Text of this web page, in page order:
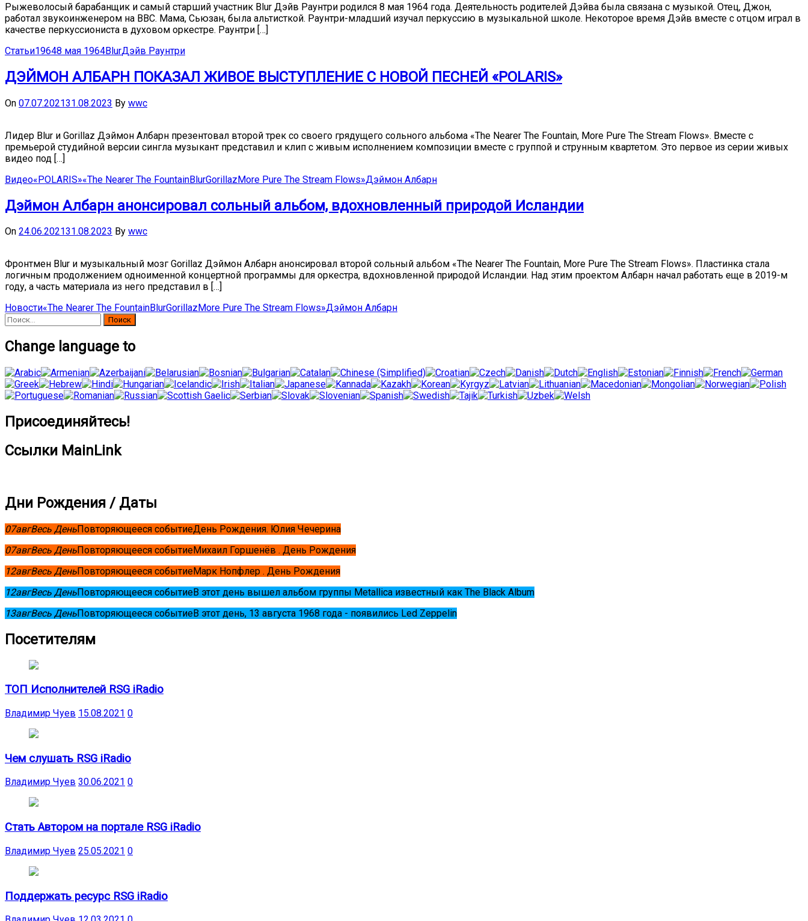
Рыжеволосый барабанщик и самый старший участник Blur Дэйв Раунтри родился 8 мая 1964 года. Деятельность родителей Дэйва была связана с музыкой. Отец, Джон,
работал звукоинженером на BBC. Мама, Сьюзан, была альтисткой. Раунтри-младший изучал перкуссию в музыкальной школе. Некоторое время Дэйв вместе с отцом играл в
качестве перкуссиониста в духовом оркестре. Раунтри […]
Статьи19648 мая 1964BlurДэйв Раунтри
ДЭЙМОН АЛБАРН ПОКАЗАЛ ЖИВОЕ ВЫСТУПЛЕНИЕ С НОВОЙ ПЕСНЕЙ «POLARIS»
On 07.07.202131.08.2023 By wwc
Лидер Blur и Gorillaz Дэймон Албарн презентовал второй трек со своего грядущего сольного альбома «The Nearer The Fountain, More Pure The Stream Flows». Вместе с
премьерой студийной версии сингла музыкант представил и клип с живым исполнением композиции вместе с группой и струнным квартетом. Это первое из серии живых
видео под […]
Видео«POLARIS»«The Nearer The FountainBlurGorillazMore Pure The Stream Flows»Дэймон Албарн
Дэймон Албарн анонсировал сольный альбом, вдохновленный природой Исландии
On 24.06.202131.08.2023 By wwc
Фронтмен Blur и музыкальный мозг Gorillaz Дэймон Албарн анонсировал второй сольный альбом «The Nearer The Fountain, More Pure The Stream Flows». Пластинка стала
логичным продолжением одноименной концертной программы для оркестра, вдохновленной природой Исландии. Над этим проектом Албарн начал работать еще в 2019-м
году, а часть материала из него представил в […]
Новости«The Nearer The FountainBlurGorillaz More Pure The Stream Flows»Дэймон Албарн
Найти:
Change language to
Присоединяйтесь!
Ссылки MainLink
Дни Рождения / Даты
07авгВесь ДеньПовторяющееся событиеДень Рождения. Юлия Чечерина
07авгВесь ДеньПовторяющееся событиеМихаил Горшенёв . День Рождения
12авгВесь ДеньПовторяющееся событиеМарк Нопфлер . День Рождения
12авгВесь ДеньПовторяющееся событиеВ этот день вышел альбом группы Metallica известный как The Black Album
13авгВесь ДеньПовторяющееся событиеВ этот день, 13 августа 1968 года - появились Led Zeppelin
Посетителям
ТОП Исполнителей RSG iRadio
Владимир Чуев 15.08.2021 0
Чем слушать RSG iRadio
Владимир Чуев 30.06.2021 0
Стать Автором на портале RSG iRadio
Владимир Чуев 25.05.2021 0
Поддержать ресурс RSG iRadio